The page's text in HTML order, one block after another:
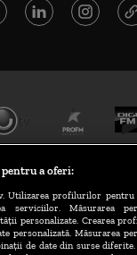
a oferi:
Utilizarea profilurilor pentru
serviciilor. Măsurarea
personalizate. Crearea
personalizată. Măsurarea
de date din surse